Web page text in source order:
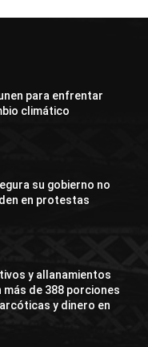
para enfrentar
climático
su gobierno no
en protestas
y allanamientos
de 388 porciones
y dinero en